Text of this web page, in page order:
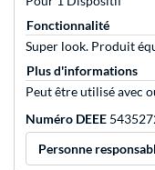
Fonctionnalité
Super look. Produit
Plus d'informations
Peut être utilisé avec
Numéro DEEE
Personne